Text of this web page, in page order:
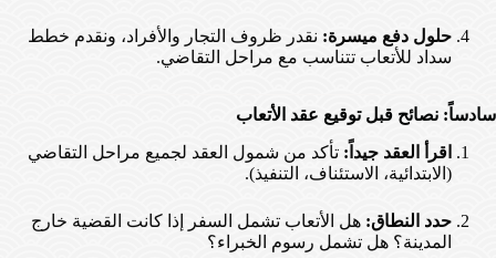
حلول دفع ميسرة: نقدر ظروف التجار والأفراد، ونقدم خطط
سداد للأتعاب تتناسب مع مراحل التقاضي.
سادساً: نصائح قبل توقيع عقد الأتعاب
اقرأ العقد جيداً: تأكد من شمول العقد لجميع مراحل التقاضي
(الابتدائية، الاستئناف، التنفيذ).
حدد النطاق: هل الأتعاب تشمل السفر إذا كانت القضية خارج
المدينة؟ هل تشمل رسوم الخبراء؟